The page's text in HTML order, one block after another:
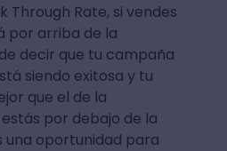
Through Rate, si vendes
por arriba de la
decir que tu campaña
siendo exitosa y tu
que el de la
por debajo de la
una oportunidad para